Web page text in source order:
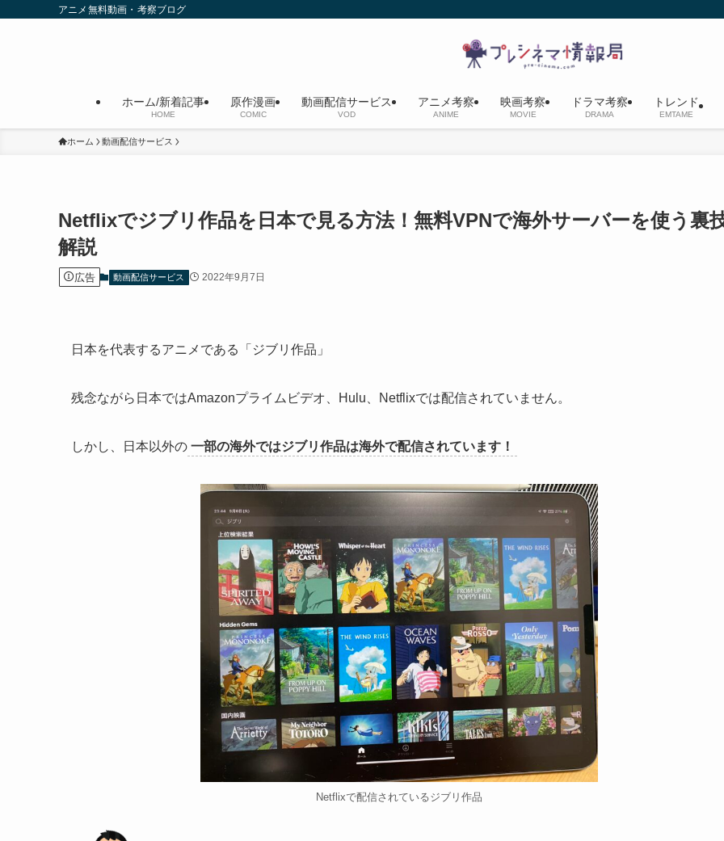
アニメ無料動画・考察ブログ
ホーム/新着記事
HOME
原作漫画
COMIC
動画配信サービス
VOD
アニメ考察
ANIME
映画考察
MOVIE
ドラマ考察
DRAMA
トレンド
EMTAME
ホーム 動画配信サービス
Netflixでジブリ作品を日本で見る方法！無料VPNで海外サーバーを使う裏
解説
広告 動画配信サービス 2022年9月7日
日本を代表するアニメである「ジブリ作品」
残念ながら日本ではAmazonプライムビデオ、Hulu、Netflixでは配信されていません。
しかし、日本以外の 一部の海外ではジブリ作品は海外で配信されています！
Netflixで配信されているジブリ作品